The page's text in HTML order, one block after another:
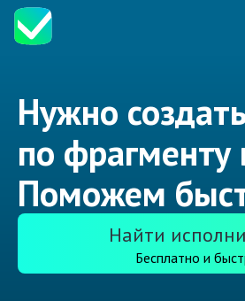
Нужно
по фрагменту
Поможем
Найти
Бесплатно и